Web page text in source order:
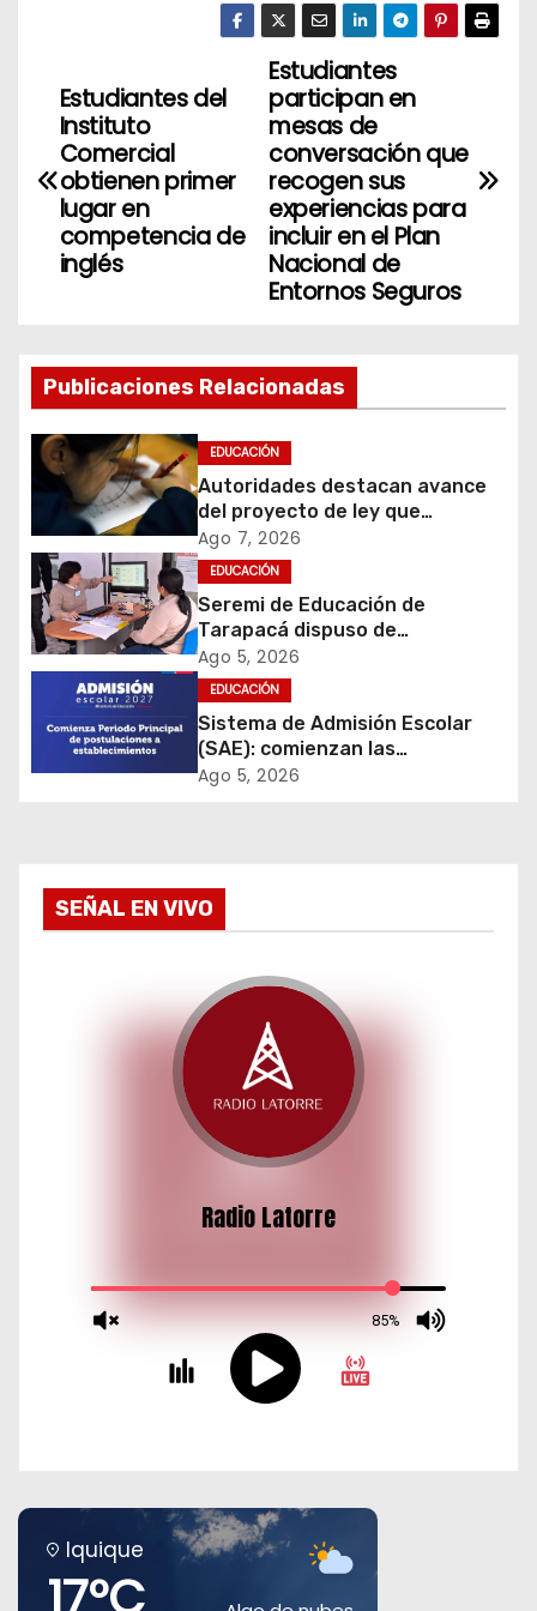
N
v
c
i
ó
n
d
e
e
n
t
a
d
Estudiantes
participan en
mesas de
conversación que
recogen sus
experiencias para
incluir en el Plan
Nacional de
Entornos Seguros
Estudiantes del
Instituto
Comercial
obtienen primer
lugar en
competencia de
inglés
Publicaciones Relacionadas
EDUCACIÓN
Autoridades destacan avance
del proyecto de ley que
introduce mejoras al Sistema
de Admisión Escolar
Ago 7, 2026
EDUCACIÓN
Seremi de Educación de
Tarapacá dispuso de
facilitadores para apoyar
proceso de Admisión Escolar
2027
Ago 5, 2026
EDUCACIÓN
Sistema de Admisión Escolar
(SAE): comienzan las
postulaciones a
Ago 5, 2026
SEÑAL EN VIVO
Iquique
17°C